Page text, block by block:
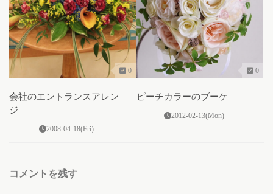
0
会社のエントランスアレン
ジ
2008-04-18(Fri)
0
ピーチカラーのブーケ
2012-02-13(Mon)
コメントを残す